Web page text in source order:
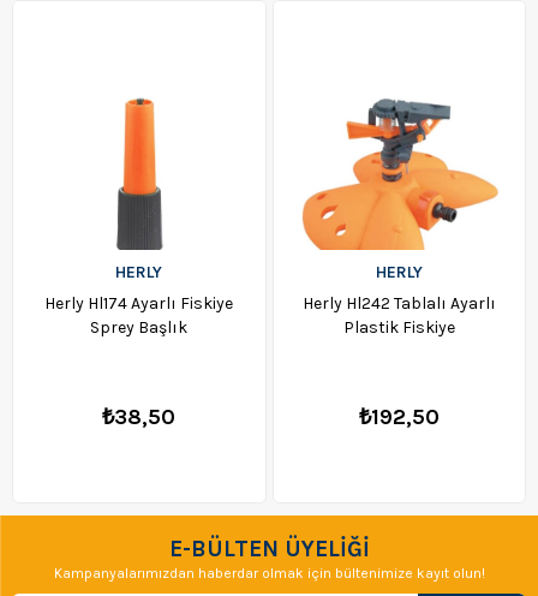
HERLY
Herly Hl174 Ayarlı Fiskiye
Sprey Başlık
₺38,50
HERLY
Herly Hl242 Tablalı Ayarlı
Plastik Fiskiye
₺192,50
E-BÜLTEN ÜYELİĞİ
Kampanyalarımızdan haberdar olmak için bültenimize kayıt olun!